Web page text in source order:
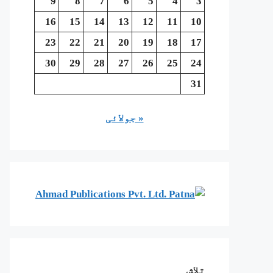
10
11
12
13
14
15
16
17
18
19
20
21
22
23
24
25
26
27
28
29
30
31
« جولائی
تلاش